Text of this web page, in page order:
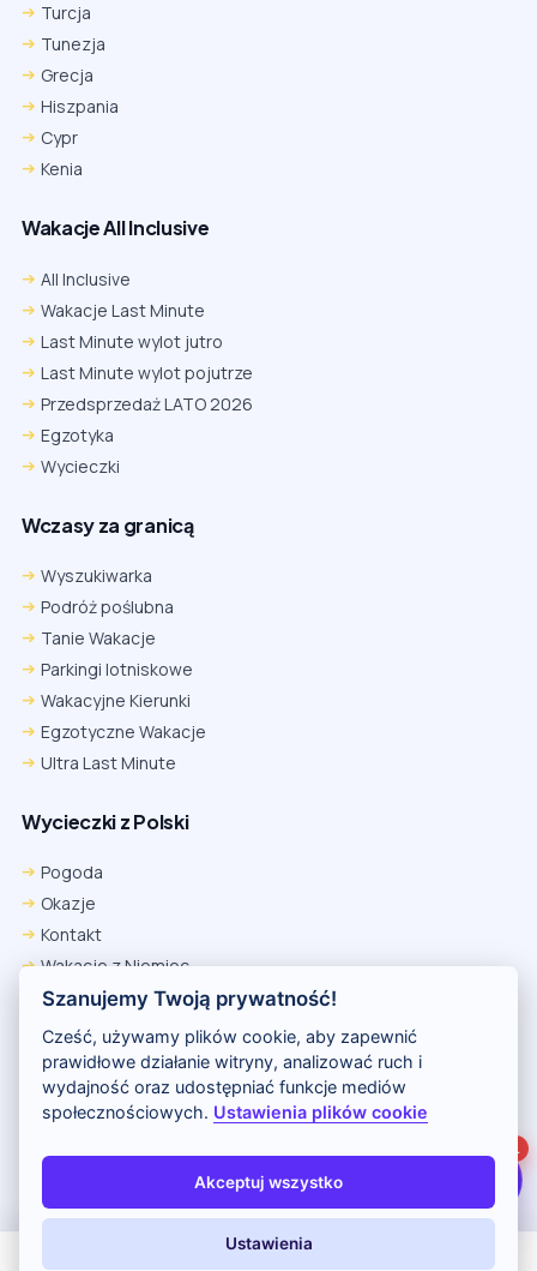
Turcja
Tunezja
Grecja
Hiszpania
Cypr
Kenia
Wakacje All Inclusive
All Inclusive
Wakacje Last Minute
Last Minute wylot jutro
Last Minute wylot pojutrze
Przedsprzedaż LATO 2026
Egzotyka
Wycieczki
Wczasy za granicą
Wyszukiwarka
Podróż poślubna
Tanie Wakacje
Parkingi lotniskowe
Wakacyjne Kierunki
Egzotyczne Wakacje
Ultra Last Minute
Wycieczki z Polski
Pogoda
Okazje
Kontakt
Wakacje z Niemiec
Polityka Prywatności
Wakacje w Egipcie
Rankingi hoteli
Kontakt i reklama
Polityka prywatności
Copyright (c) 2026 Odkryj Wakacje
1
Firefox
Ustawienia → Prywatność i bezpieczeństwo → Pliki cookie innych
firm → ustaw „Zezwalaj”.
Na czas rezerwacji nie blokuj cookies i śledzenia dla tej witryny.
Szanujemy Twoją prywatność!
Cześć, używamy plików cookie, aby zapewnić
prawidłowe działanie witryny, analizować ruch i
wydajność oraz udostępniać funkcje mediów
społecznościowych. Ustawienia plików cookie
Akceptuj wszystko
Ustawienia